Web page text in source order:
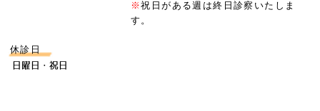
※祝日がある週は終日診察いたしま
す。
休診日
日曜日・祝日